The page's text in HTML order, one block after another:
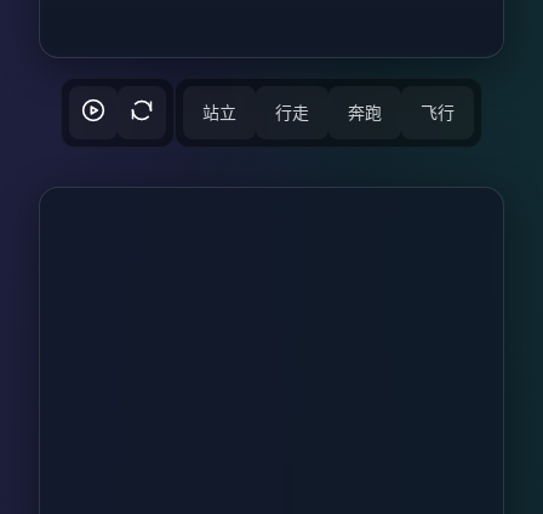
站立 行走 奔跑 飞行